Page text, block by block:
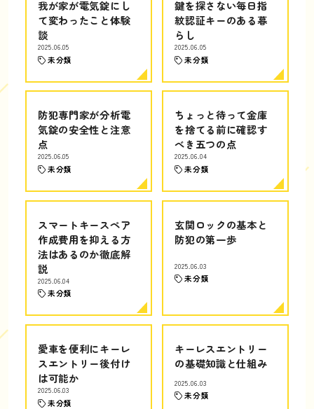
我が家が電気錠にし
て変わったこと体験
談
2025.06.05
未分類
鍵を探さない毎日指
紋認証キーのある暮
らし
2025.06.05
未分類
防犯専門家が分析電
気錠の安全性と注意
点
2025.06.05
未分類
ちょっと待って金庫
を捨てる前に確認す
べき五つの点
2025.06.04
未分類
スマートキースペア
作成費用を抑える方
法はあるのか徹底解
説
2025.06.04
未分類
玄関ロックの基本と
防犯の第一歩
2025.06.03
未分類
愛車を便利にキーレ
スエントリー後付け
は可能か
2025.06.03
未分類
キーレスエントリー
の基礎知識と仕組み
2025.06.03
未分類